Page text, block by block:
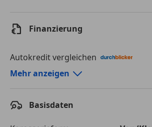
Finanzierung
Autokredit vergleichen
Autokredit-Rechner von
Mehr anzeigen
Basisdaten